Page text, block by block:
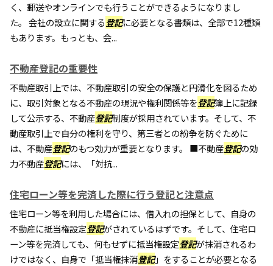
く、郵送やオンラインでも行うことができるようになりまし
た。 会社の設立に関する登記に必要となる書類は、全部で12種類
もあります。もっとも、会...
不動産登記の重要性
不動産取引上では、不動産取引の安全の保護と円滑化を図るため
に、取引対象となる不動産の現況や権利関係等を登記簿上に記録
して公示する、不動産登記制度が採用されています。そして、不
動産取引上で自分の権利を守り、第三者との紛争を防ぐために
は、不動産登記のもつ効力が重要となります。 ■不動産登記の効
力不動産登記には、「対抗...
住宅ローン等を完済した際に行う登記と注意点
住宅ローン等を利用した場合には、借入れの担保として、自身の
不動産に抵当権設定登記がされているはずです。そして、住宅ロ
ーン等を完済しても、何もせずに抵当権設定登記が抹消されるわ
けではなく、自身で「抵当権抹消登記」をすることが必要となる